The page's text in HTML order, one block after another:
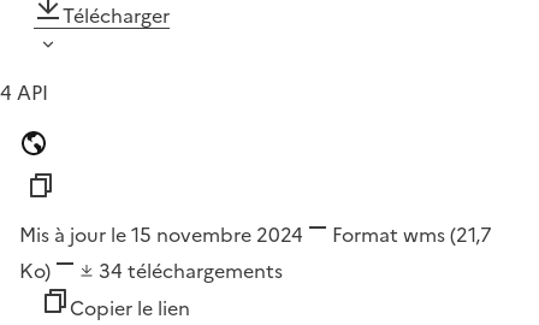
Télécharger
4 API
Mis à jour le 15 novembre 2024 Format wms(21,7
Ko)
34 téléchargements
Copier le lien